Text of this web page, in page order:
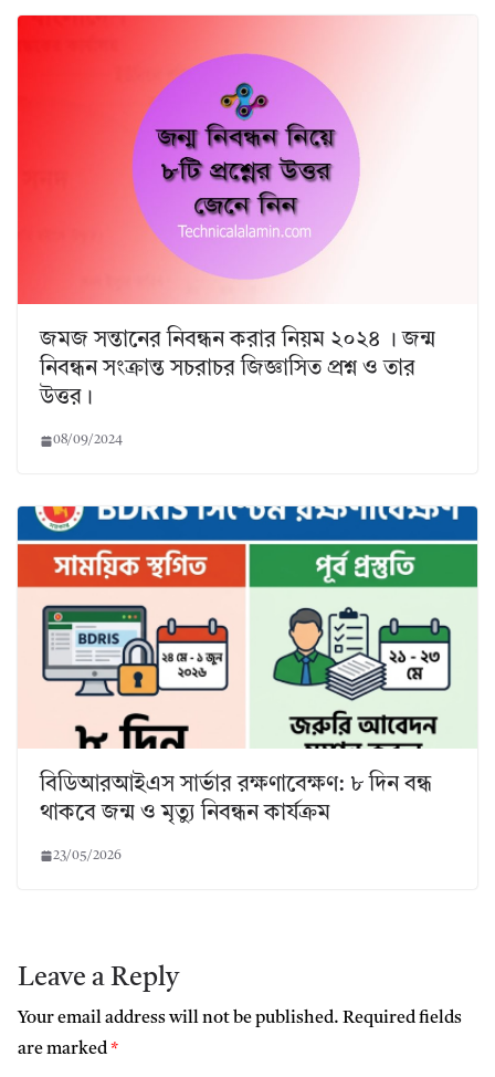
জমজ সন্তানের নিবন্ধন করার নিয়ম ২০২৪ । জন্ম
নিবন্ধন সংক্রান্ত সচরাচর জিজ্ঞাসিত প্রশ্ন ও তার
উত্তর।
08/09/2024
বিডিআরআইএস সার্ভার রক্ষণাবেক্ষণ: ৮ দিন বন্ধ
থাকবে জন্ম ও মৃত্যু নিবন্ধন কার্যক্রম
23/05/2026
Leave a Reply
Your email address will not be published. Required fields
are marked*